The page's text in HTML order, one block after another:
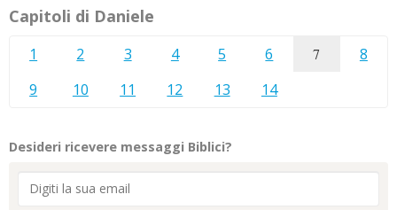
Capitoli di Daniele
1 2 3 4 5 6 7
8
9
10 11 12 13 14
Desideri ricevere messaggi Biblici?